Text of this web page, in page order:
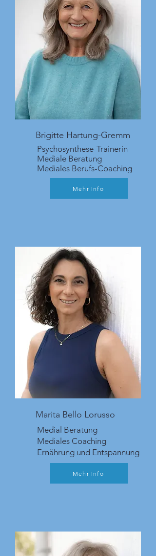
Brigitte Hartung-Gremm
Psychosynthese-Trainerin
Mediale Beratung
Mediales Berufs-Coaching
Mehr Info
Marita Bello Lorusso
Medial Beratung
Mediales Coaching
Ernährung und Entspannung
Mehr Info